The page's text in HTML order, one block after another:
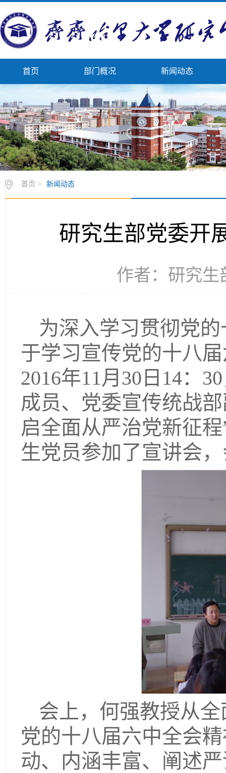
首页 部门概况 新闻动态
首页 > 新闻动态
研究生部党委开
作者：研究生
为深入学习贯彻党
于学习宣传党的十八
2016年11月30日14：
成员、党委宣传统战
启全面从严治党新征
生党员参加了宣讲会
会上，何强教授从
党的十八届六中全会
动、内涵丰富、阐述